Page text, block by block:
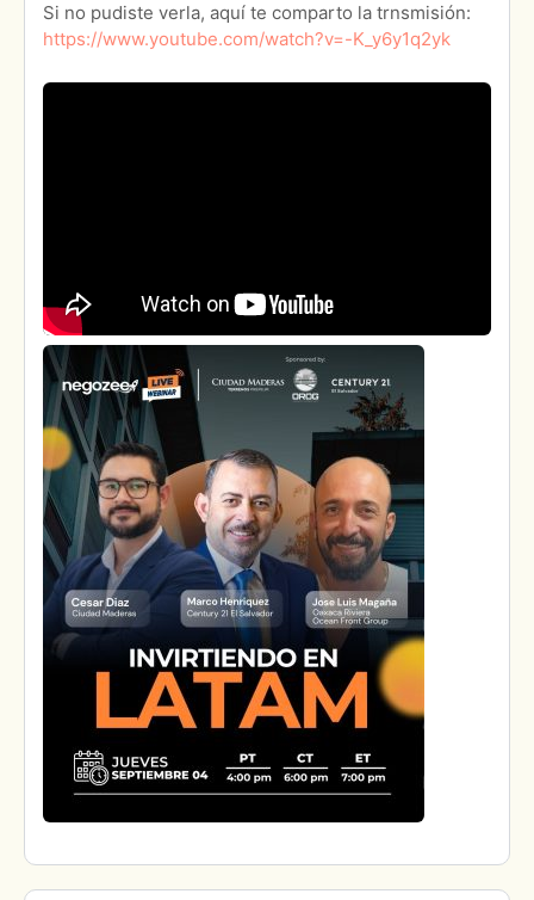
Si no pudiste verla, aquí te comparto la trnsmisión:
https://www.youtube.com/watch?v=-K_y6y1q2yk